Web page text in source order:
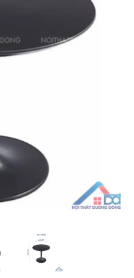
Bàn ghế học sinh
Bảng từ